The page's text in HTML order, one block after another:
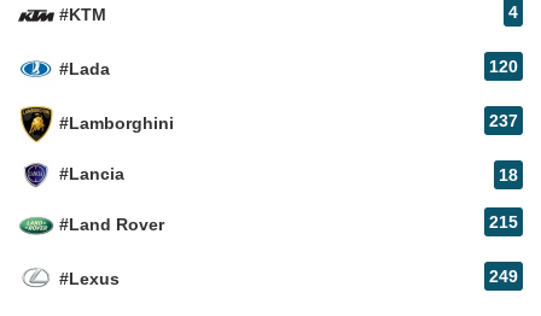
#KTM 4
#Lada 120
#Lamborghini 237
#Lancia 18
#Land Rover 215
#Lexus 249